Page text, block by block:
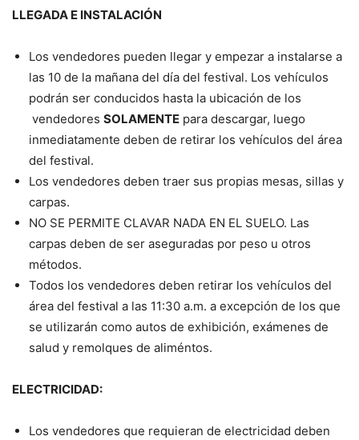
LLEGADA E INSTALACIÓN
Los vendedores pueden llegar y empezar a instalarse a
las 10 de la mañana del día del festival. Los vehículos
podrán ser conducidos hasta la ubicación de los
vendedores SOLAMENTE para descargar, luego
inmediatamente deben de retirar los vehículos del área
del festival.
Los vendedores deben traer sus propias mesas, sillas y
carpas.
NO SE PERMITE CLAVAR NADA EN EL SUELO. Las
carpas deben de ser aseguradas por peso u otros
métodos.
Todos los vendedores deben retirar los vehículos del
área del festival a las 11:30 a.m. a excepción de los que
se utilizarán como autos de exhibición, exámenes de
salud y remolques de aliméntos.
ELECTRICIDAD:
Los vendedores que requieran de electricidad deben